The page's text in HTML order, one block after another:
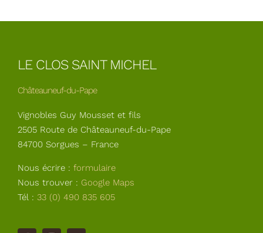
LE CLOS SAINT MICHEL
Châteauneuf-du-Pape
Vignobles Guy Mousset et fils
2505 Route de Châteauneuf-du-Pape
84700 Sorgues – France
Nous écrire : formulaire
Nous trouver : Google Maps
Tél : 33 (0) 490 835 605